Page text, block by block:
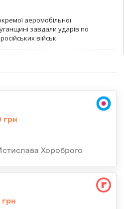
аеромобільної
завдали ударів по
військ.
грн
Хороброго
грн